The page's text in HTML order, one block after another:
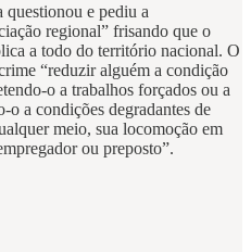
e pediu a
regional” frisando que o
a todo do território nacional. O
“reduzir alguém a condição
o a trabalhos forçados ou a
o a condições degradantes de
meio, sua locomoção em
ou preposto”.